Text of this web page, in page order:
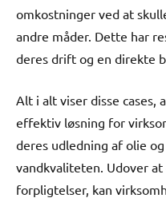
omkostninger ved at
andre måder. Dette har
deres drift og en direkte
Alt i alt viser disse cases,
effektiv løsning for
deres udledning af olie
vandkvaliteten. Udover
forpligtelser, kan